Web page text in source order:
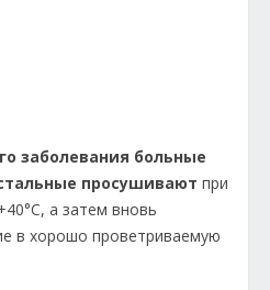
заболевания больные
просушивают при
а затем вновь
в хорошо проветриваемую